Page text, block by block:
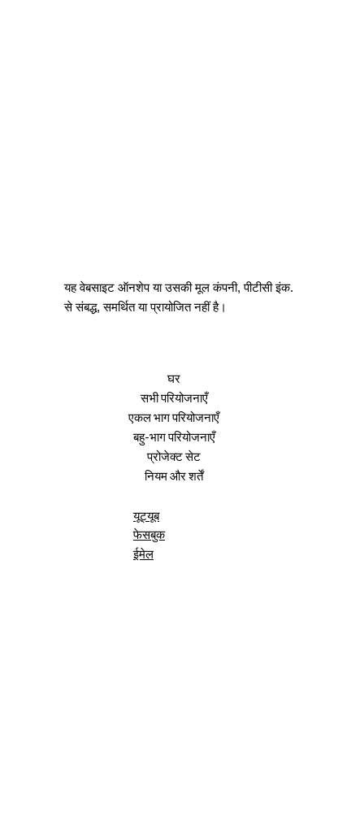
घर
सभी परियोजनाएँ
एकल भाग परियोजनाएँ
बहु-भाग परियोजनाएँ
प्रोजेक्ट सेट
नियम और शर्तें
यूट्यूब
फेसबुक
ईमेल
यह वेबसाइट ऑनशेप या उसकी मूल कंपनी, पीटीसी इंक.
से संबद्ध, समर्थित या प्रायोजित नहीं है।